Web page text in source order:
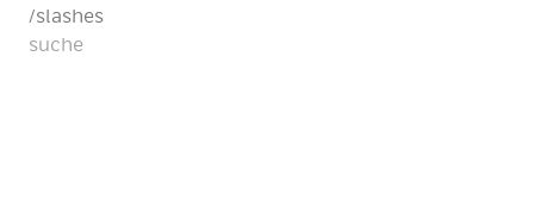
/slashes